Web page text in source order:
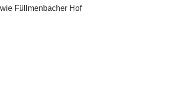
Füllmenbacher Hof